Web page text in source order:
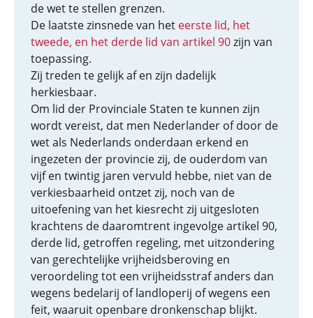
de wet te stellen grenzen.
De laatste zinsnede van het eerste lid, het
tweede, en het derde lid van artikel 90zijn van
toepassing.
Zij treden te gelijk af en zijn dadelijk
herkiesbaar.
Om lid der Provinciale Staten te kunnen zijn
wordt vereist, dat men Nederlander of door de
wet als Nederlands onderdaan erkend en
ingezeten der provincie zij, de ouderdom van
vijf en twintig jaren vervuld hebbe, niet van de
verkiesbaarheid ontzet zij, noch van de
uitoefening van het kiesrecht zij uitgesloten
krachtens de daaromtrent ingevolge artikel 90,
derde lid, getroffen regeling, met uitzondering
van gerechtelijke vrijheidsberoving en
veroordeling tot een vrijheidsstraf anders dan
wegens bedelarij of landloperij of wegens een
feit, waaruit openbare dronkenschap blijkt.